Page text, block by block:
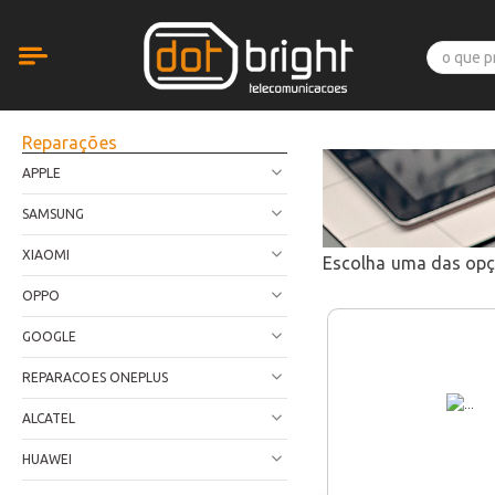
Reparações
APPLE
SAMSUNG
XIAOMI
OPPO
GOOGLE
REPARACOES ONEPLUS
ALCATEL
HUAWEI
Escolha uma das